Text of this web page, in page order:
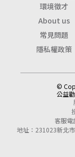
環境徵才
About us
常見問題
隱私權政策
©
公益
客服
地址：231023新北